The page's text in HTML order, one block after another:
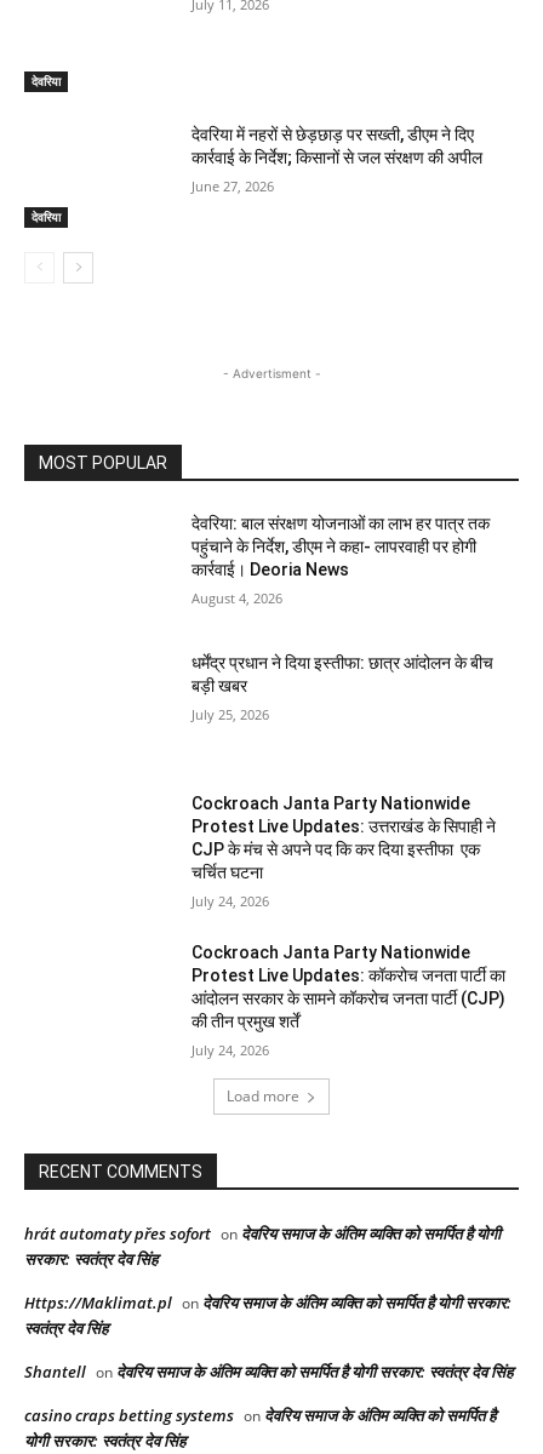
देवरिया
July 11, 2026
देवरिया
देवरिया में नहरों से छेड़छाड़ पर सख्ती, डीएम ने दिए
कार्रवाई के निर्देश; किसानों से जल संरक्षण की अपील
June 27, 2026
- Advertisment -
MOST POPULAR
देवरिया: बाल संरक्षण योजनाओं का लाभ हर पात्र तक
पहुंचाने के निर्देश, डीएम ने कहा- लापरवाही पर होगी
कार्रवाई। Deoria News
August 4, 2026
धर्मेंद्र प्रधान ने दिया इस्तीफा: छात्र आंदोलन के बीच
बड़ी खबर
July 25, 2026
Cockroach Janta Party Nationwide
Protest Live Updates: उत्तराखंड के सिपाही ने
CJP के मंच से अपने पद कि कर दिया इस्तीफा एक
चर्चित घटना
July 24, 2026
Cockroach Janta Party Nationwide
Protest Live Updates: कॉकरोच जनता पार्टी का
आंदोलन सरकार के सामने कॉकरोच जनता पार्टी (CJP)
की तीन प्रमुख शर्तें
July 24, 2026
Load more
RECENT COMMENTS
hrát automaty přes sofort on देवरिय समाज के अंतिम व्यक्ति को समर्पित है योगी
सरकार: स्वतंत्र देव सिंह
Https://Maklimat.pl on देवरिय समाज के अंतिम व्यक्ति को समर्पित है योगी सरकार:
स्वतंत्र देव सिंह
Shantell on देवरिय समाज के अंतिम व्यक्ति को समर्पित है योगी सरकार: स्वतंत्र देव सिंह
casino craps betting systems on देवरिय समाज के अंतिम व्यक्ति को समर्पित है
योगी सरकार: स्वतंत्र देव सिंह